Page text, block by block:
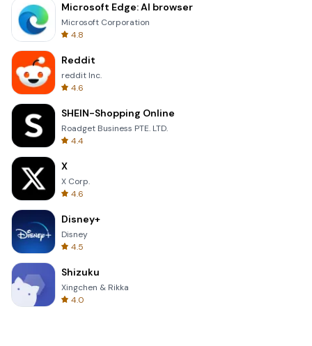
Microsoft Edge: AI browser
Microsoft Corporation
4.8
Reddit
reddit Inc.
4.6
SHEIN-Shopping Online
Roadget Business PTE. LTD.
4.4
X
X Corp.
4.6
Disney+
Disney
4.5
Shizuku
Xingchen & Rikka
4.0